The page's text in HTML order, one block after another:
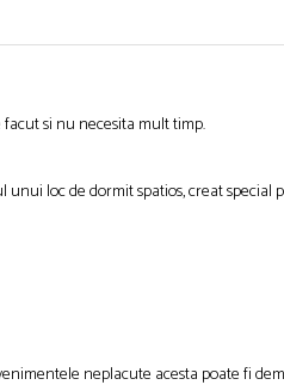
si nu necesita mult timp.
loc de dormit spatios, creat special
neplacute acesta poate fi